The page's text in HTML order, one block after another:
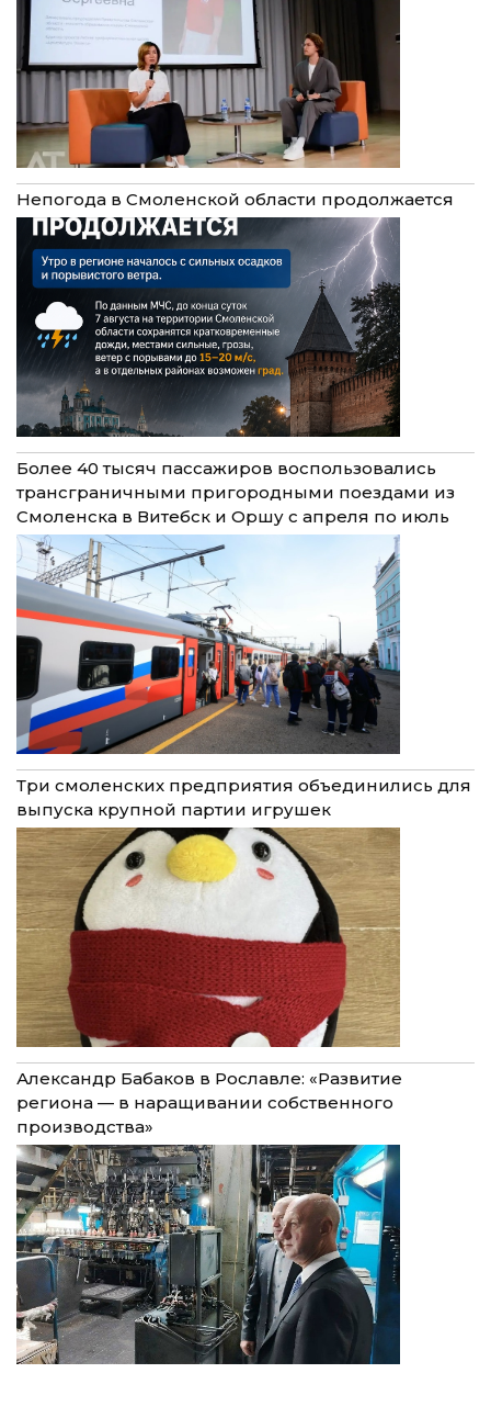
Непогода в Смоленской области продолжается
Более 40 тысяч пассажиров воспользовались
трансграничными пригородными поездами из
Смоленска в Витебск и Оршу с апреля по июль
Три смоленских предприятия объединились для
выпуска крупной партии игрушек
Александр Бабаков в Рославле: «Развитие
региона — в наращивании собственного
производства»